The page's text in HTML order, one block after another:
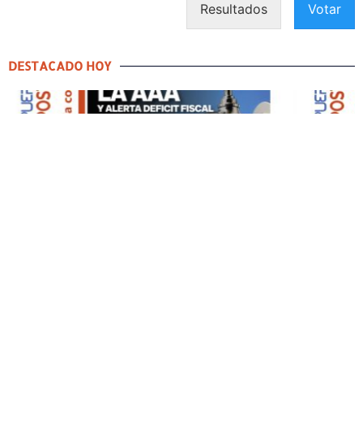
Resultados Votar
DESTACADO HOY